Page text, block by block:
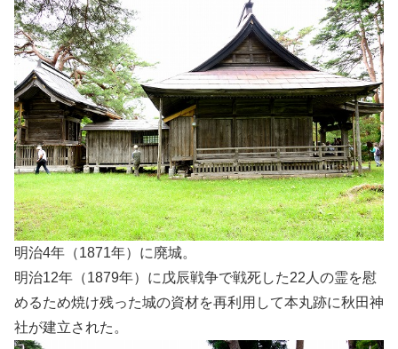
明治4年（1871年）に廃城。
明治12年（1879年）に戊辰戦争で戦死した22人の霊を慰
めるため焼け残った城の資材を再利用して本丸跡に秋田神
社が建立された。